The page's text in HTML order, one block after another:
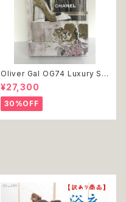
Oliver Gal OG74 Luxury St
acked Shoes Rose Giftbo
x 絵 アート インテリア お祝い
贈り物 プレゼント 結婚 新築 開
店 周年 バースデイ 誕生日 ご褒
美
¥27,300
30%OFF